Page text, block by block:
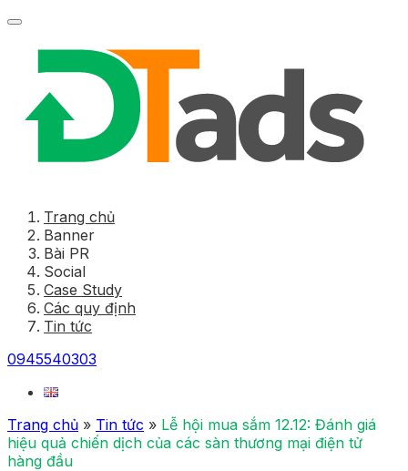
Trang chủ
Banner
Bài PR
Social
Case Study
Các quy định
Tin tức
0945540303
Trang chủ » Tin tức » Lễ hội mua sắm 12.12: Đánh giá
hiệu quả chiến dịch của các sàn thương mại điện tử
hàng đầu